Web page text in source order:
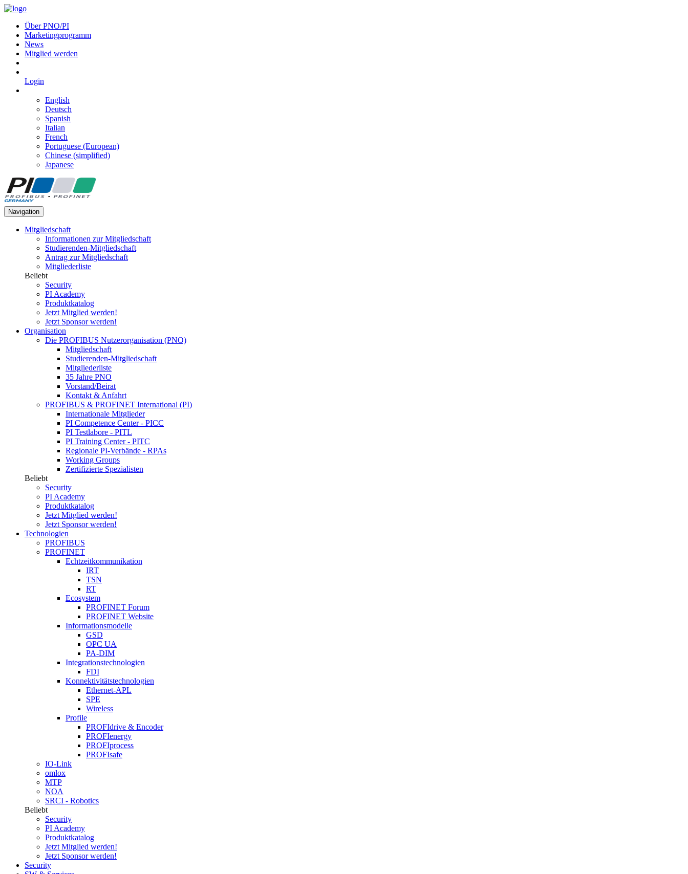
Über PNO/PI
Marketingprogramm
News
Mitglied werden
Login
English
Deutsch
Spanish
Italian
French
Portuguese (European)
Chinese (simplified)
Japanese
Navigation
Mitgliedschaft
Informationen zur Mitgliedschaft
Studierenden-Mitgliedschaft
Antrag zur Mitgliedschaft
Mitgliederliste
Beliebt
Security
PI Academy
Produktkatalog
Jetzt Mitglied werden!
Jetzt Sponsor werden!
Organisation
Die PROFIBUS Nutzerorganisation (PNO)
Mitgliedschaft
Studierenden-Mitgliedschaft
Mitgliederliste
35 Jahre PNO
Vorstand/Beirat
Kontakt & Anfahrt
PROFIBUS & PROFINET International (PI)
Internationale Mitglieder
PI Competence Center - PICC
PI Testlabore - PITL
PI Training Center - PITC
Regionale PI-Verbände - RPAs
Working Groups
Zertifizierte Spezialisten
Beliebt
Security
PI Academy
Produktkatalog
Jetzt Mitglied werden!
Jetzt Sponsor werden!
Technologien
PROFIBUS
PROFINET
Echtzeitkommunikation
IRT
TSN
RT
Ecosystem
PROFINET Forum
PROFINET Website
Informationsmodelle
GSD
OPC UA
PA-DIM
Integrationstechnologien
FDI
Konnektivitätstechnologien
Ethernet-APL
SPE
Wireless
Profile
PROFIdrive & Encoder
PROFIenergy
PROFIprocess
PROFIsafe
IO-Link
omlox
MTP
NOA
SRCI - Robotics
Beliebt
Security
PI Academy
Produktkatalog
Jetzt Mitglied werden!
Jetzt Sponsor werden!
Security